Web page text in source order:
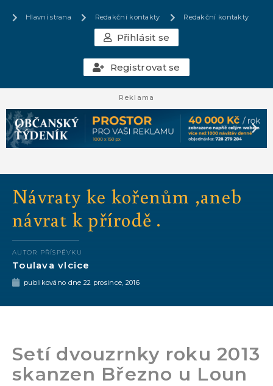
Hlavní strana Redakční kontakty Redakční kontakty
Přihlásit se
Registrovat se
Reklama
Návraty ke kořenům ,aneb
návrat k přírodě .
AUTOR PŘÍSPĚVKU
Toulava vlcice
publikováno dne 22 prosince, 2016
Setí dvouzrnky roku 2013
skanzen Březno u Loun